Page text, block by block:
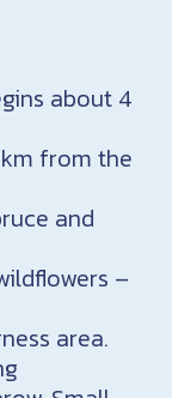
about 4
km from the
and
–
area.